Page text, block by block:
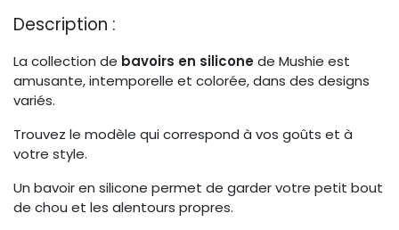
Description :
La collection de bavoirs en siliconede Mushie est
amusante, intemporelle et colorée, dans des designs
variés.
Trouvez le modèle qui correspond à vos goûts et à
votre style.
Un bavoir en silicone permet de garder votre petit bout
de chou et les alentours propres.